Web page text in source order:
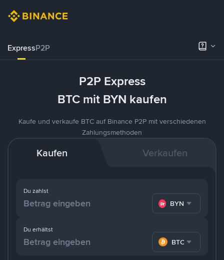
ExpressP2P
P2P Express
BTC mit BYN kaufen
Kaufe und verkaufe BTC auf Binance P2P mit verschiedenen
Zahlungsmethoden
Kaufen Verkaufen
Du zahlst
BYN
Du erhältst
BTC